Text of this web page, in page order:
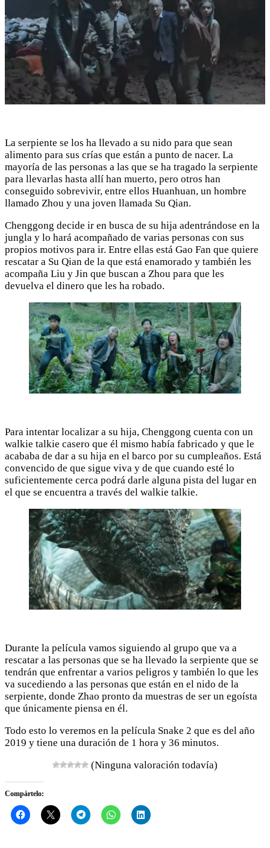
La serpiente se los ha llevado a su nido para que sean
alimento para sus crías que están a punto de nacer. La
mayoría de las personas a las que se ha tragado la serpiente
para llevarlas hasta allí han muerto, pero otros han
conseguido sobrevivir, entre ellos Huanhuan, un hombre
llamado Zhou y una joven llamada Su Qian.
Chenggong decide ir en busca de su hija adentrándose en la
jungla y lo hará acompañado de varias personas con sus
propios motivos para ir. Entre ellas está Gao Fan que quiere
rescatar a Su Qian de la que está enamorado y también les
acompaña Liu y Jin que buscan a Zhou para que les
devuelva el dinero que les ha robado.
Para intentar localizar a su hija, Chenggong cuenta con un
walkie talkie casero que él mismo había fabricado y que le
acababa de dar a su hija en el barco por su cumpleaños. Está
convencido de que sigue viva y de que cuando esté lo
suficientemente cerca podrá darle alguna pista del lugar en
el que se encuentra a través del walkie talkie.
Durante la película vamos siguiendo al grupo que va a
rescatar a las personas que se ha llevado la serpiente que se
tendrán que enfrentar a varios peligros y también lo que les
va sucediendo a las personas que están en el nido de la
serpiente, donde Zhao pronto da muestras de ser un egoísta
que únicamente piensa en él.
Todo esto lo veremos en la película Snake 2 que es del año
2019 y tiene una duración de 1 hora y 36 minutos.
(Ninguna valoración todavía)
Compártelo: